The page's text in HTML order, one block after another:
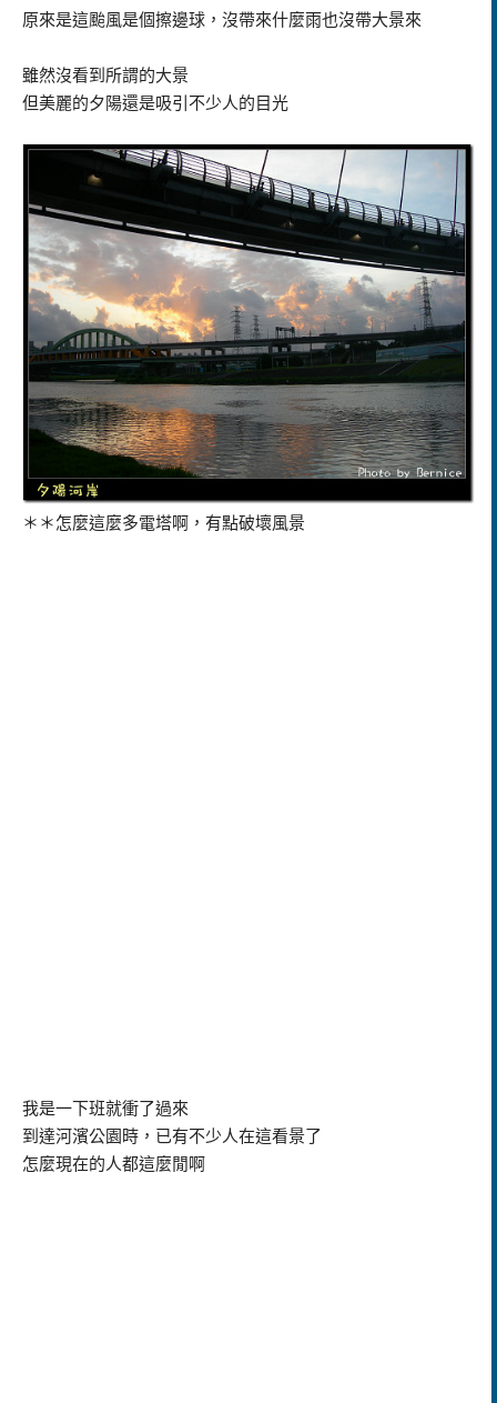
原來是這颱風是個擦邊球，沒帶來什麼雨也沒帶大景來
雖然沒看到所謂的大景
但美麗的夕陽還是吸引不少人的目光
＊＊怎麼這麼多電塔啊，有點破壞風景
我是一下班就衝了過來
到達河濱公園時，已有不少人在這看景了
怎麼現在的人都這麼閒啊